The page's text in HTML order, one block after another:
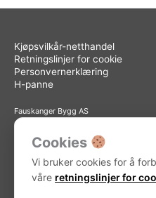
Kjøpsvilkår-netthandel
Retningslinjer for cookie
Personvernerklæring
H-panne
Fauskanger Bygg AS
Org.nr: 936 558 585
Sted: Askøy
Adresse: Storebotn 15, 5309 Kleppestø
Telefon: 56 15 15 30
E-post: info@fauskanger.byggern.no
Cookies
Vi bruker cookies for å
våre retningslinjer for